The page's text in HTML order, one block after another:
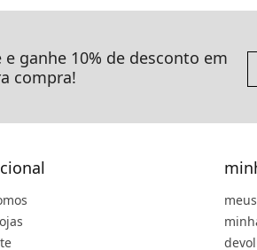
e ganhe 10% de desconto em
compra!